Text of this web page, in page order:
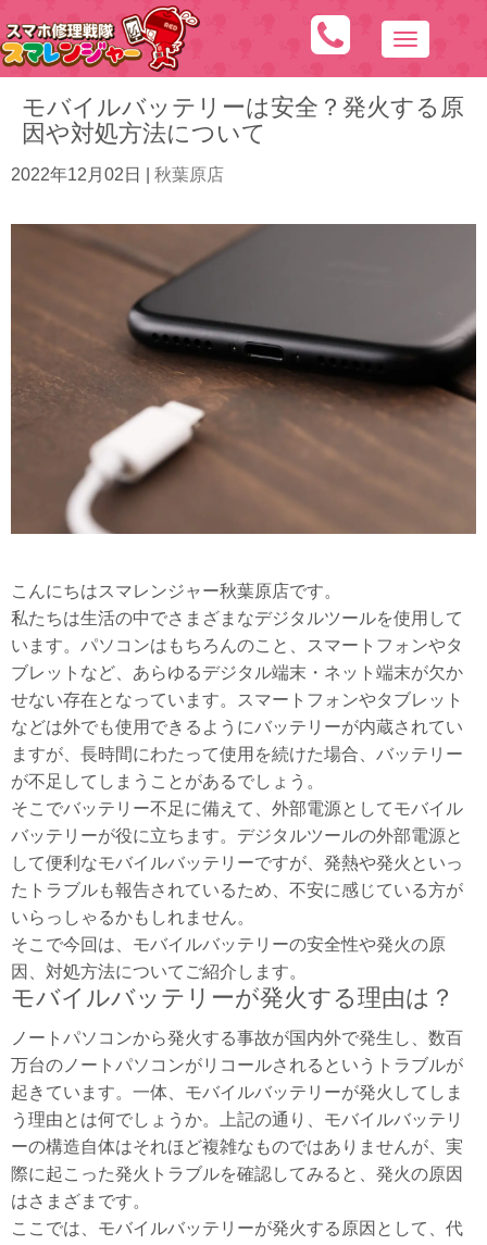
N
a
v
t
モバイルバッテリーは安全？発火する原
因や対処方法について
2022年12月02日 秋葉原店
こんにちはスマレンジャー秋葉原店です。
私たちは生活の中でさまざまなデジタルツールを使用して
います。パソコンはもちろんのこと、スマートフォンやタ
ブレットなど、あらゆるデジタル端末・ネット端末が欠か
せない存在となっています。スマートフォンやタブレット
などは外でも使用できるようにバッテリーが内蔵されてい
ますが、長時間にわたって使用を続けた場合、バッテリー
が不足してしまうことがあるでしょう。
そこでバッテリー不足に備えて、外部電源としてモバイル
バッテリーが役に立ちます。デジタルツールの外部電源と
して便利なモバイルバッテリーですが、発熱や発火といっ
たトラブルも報告されているため、不安に感じている方が
いらっしゃるかもしれません。
そこで今回は、モバイルバッテリーの安全性や発火の原
因、対処方法についてご紹介します。
モバイルバッテリーが発火する理由は？
ノートパソコンから発火する事故が国内外で発生し、数百
万台のノートパソコンがリコールされるというトラブルが
起きています。一体、モバイルバッテリーが発火してしま
う理由とは何でしょうか。上記の通り、モバイルバッテリ
ーの構造自体はそれほど複雑なものではありませんが、実
際に起こった発火トラブルを確認してみると、発火の原因
はさまざまです。
ここでは、モバイルバッテリーが発火する原因として、代